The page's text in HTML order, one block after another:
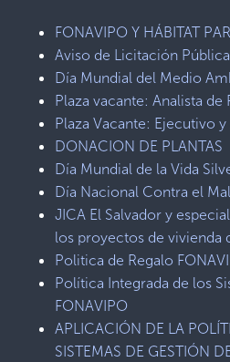
FONAVIPO Y HÁBITAT
Aviso de Licitación Pública
Día Mundial del Medio
Plaza vacante: Analista de
Plaza Vacante: Ejecutivo
DONACION DE PLANTAS
Día Mundial de la Vida
Día Nacional Contra el
JICA El Salvador y
los proyectos de vivienda
Politica de Regalo
Política Integrada de los
FONAVIPO
APLICACIÓN DE LA
SISTEMAS DE GESTIÓN